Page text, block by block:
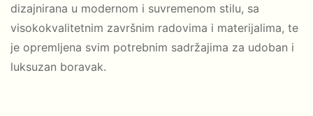
dizajnirana u modernom i suvremenom stilu, sa
visokokvalitetnim završnim radovima i materijalima, te
je opremljena svim potrebnim sadržajima za udoban i
luksuzan boravak.